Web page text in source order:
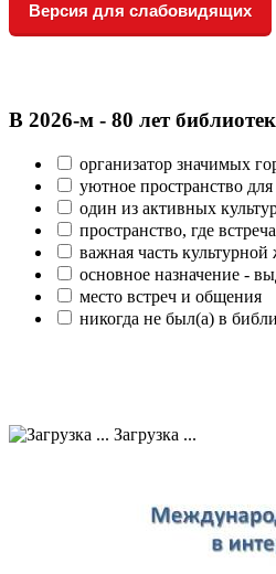
Версия для слабовидящих
В 2026‑м - 80 лет
организатор значимых
уютное пространство
один из активных
пространство, где
важная часть
основное назначение -
место встреч и общения
никогда не был(а) в
Загрузка ...